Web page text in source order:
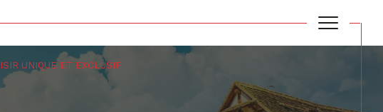
UNIQUE ET EXCLUSIF